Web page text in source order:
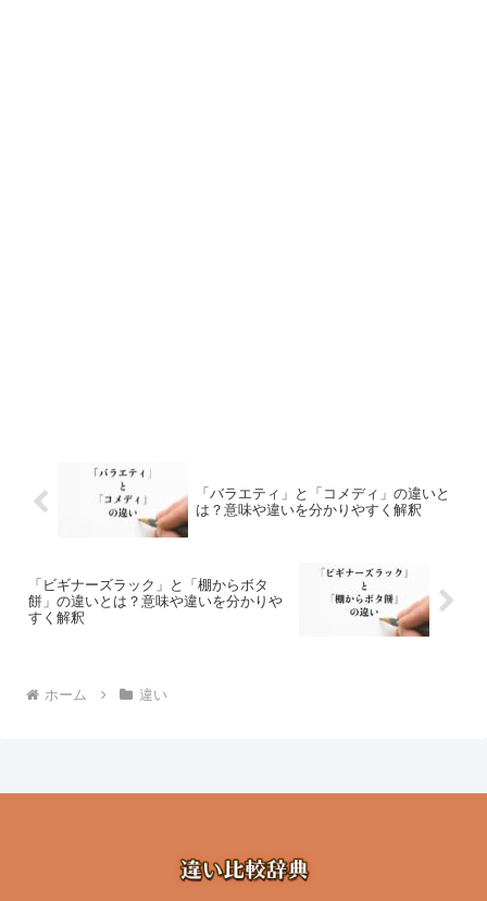
「バラエティ」と「コメディ」の違いと
は？意味や違いを分かりやすく解釈
「ビギナーズラック」と「棚からボタ
餅」の違いとは？意味や違いを分かりや
すく解釈
ホーム 違い